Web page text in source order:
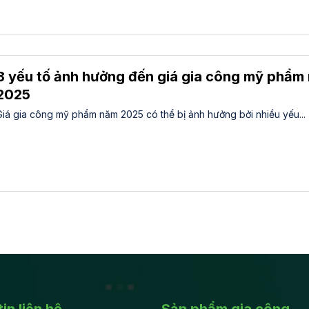
yếu tố ảnh hưởng đến giá gia công mỹ phẩm
gia công mỹ phẩm năm 2025 có thể bị ảnh hưởng bởi nhiều yếu...